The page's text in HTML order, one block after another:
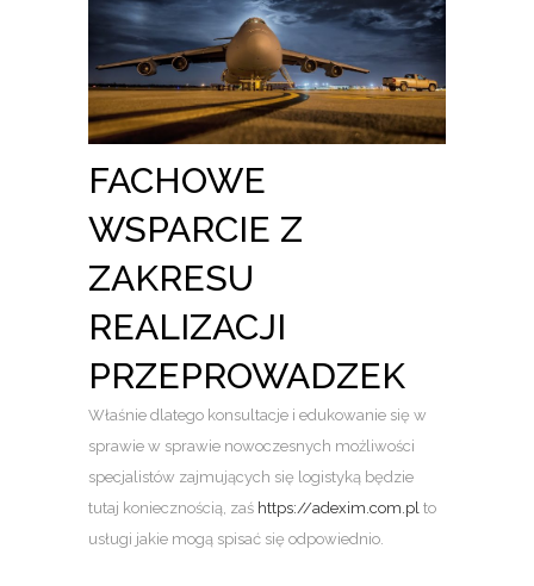
FACHOWE
WSPARCIE Z
ZAKRESU
REALIZACJI
PRZEPROWADZEK
Właśnie dlatego konsultacje i edukowanie się w
sprawie w sprawie nowoczesnych możliwości
specjalistów zajmujących się logistyką będzie
tutaj koniecznością, zaś https://adexim.com.pl to
usługi jakie mogą spisać się odpowiednio.